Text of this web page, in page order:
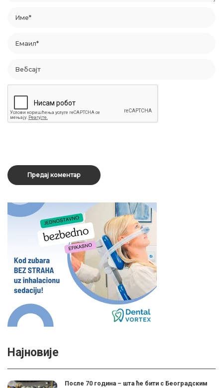
Најновије
После 70 година – шта ће бити с Београдским